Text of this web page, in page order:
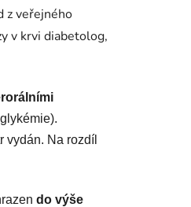
z veřejného
v krvi diabetolog,
vydán. Na rozdíl
do výše